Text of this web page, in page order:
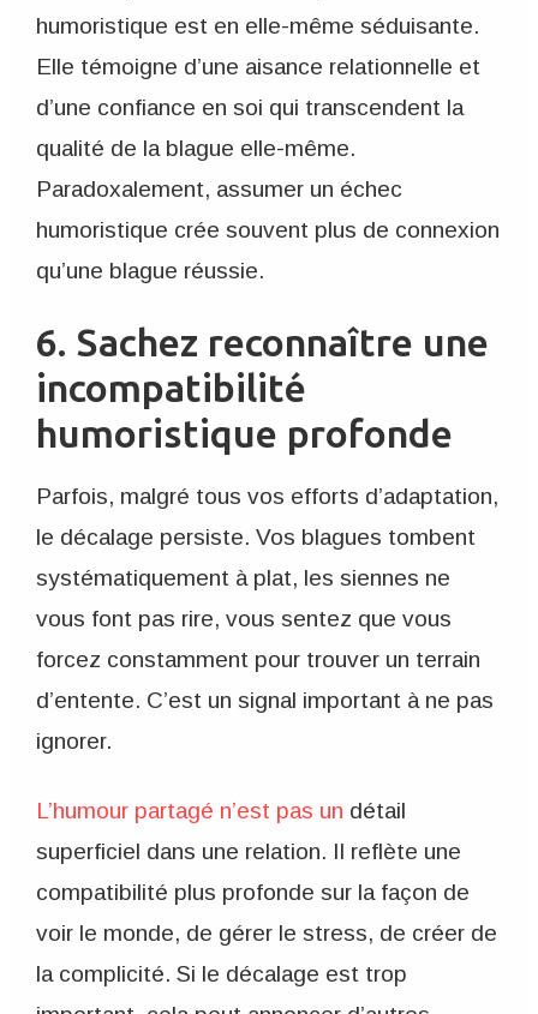
humoristique est en elle-même séduisante.
Elle témoigne d’une aisance relationnelle et
d’une confiance en soi qui transcendent la
qualité de la blague elle-même.
Paradoxalement, assumer un échec
humoristique crée souvent plus de connexion
qu’une blague réussie.
6. Sachez reconnaître une
incompatibilité
humoristique profonde
Parfois, malgré tous vos efforts d’adaptation,
le décalage persiste. Vos blagues tombent
systématiquement à plat, les siennes ne
vous font pas rire, vous sentez que vous
forcez constamment pour trouver un terrain
d’entente. C’est un signal important à ne pas
ignorer.
L’humour partagé n’est pas un détail
superficiel dans une relation. Il reflète une
compatibilité plus profonde sur la façon de
voir le monde, de gérer le stress, de créer de
la complicité. Si le décalage est trop